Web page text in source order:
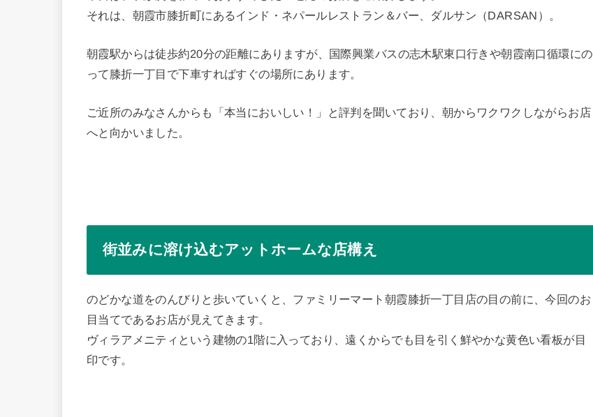
それは、朝霞市膝折町にあるインド・ネパールレストラン＆バー、ダルサン（DARSAN）。
朝霞駅からは徒歩約20分の距離にありますが、国際興業バスの志木駅東口行きや朝霞南口循環にの
って膝折一丁目で下車すればすぐの場所にあります。
ご近所のみなさんからも「本当においしい！」と評判を聞いており、朝からワクワクしながらお店
へと向かいました。
街並みに溶け込むアットホームな店構え
のどかな道をのんびりと歩いていくと、ファミリーマート朝霞膝折一丁目店の目の前に、今回のお
目当てであるお店が見えてきます。
ヴィラアメニティという建物の1階に入っており、遠くからでも目を引く鮮やかな黄色い看板が目
印です。